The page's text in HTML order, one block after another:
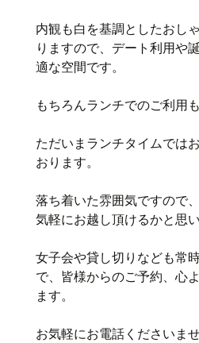
内観も白を基調としたおし
りますので、デート利用や
適な空間です。
もちろんランチでのご利用
ただいまランチタイムでは
おります。
落ち着いた雰囲気ですので
気軽にお越し頂けるかと思い
女子会や貸し切りなども常
で、皆様からのご予約、心
ます。
お気軽にお電話くださいませ